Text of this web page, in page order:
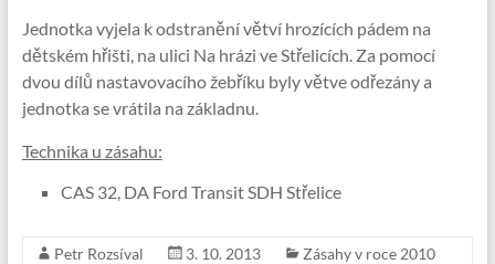
Jednotka vyjela k odstranění větví hrozících pádem na
dětském hřišti, na ulici Na hrázi ve Střelicích. Za pomocí
dvou dílů nastavovacího žebříku byly větve odřezány a
jednotka se vrátila na základnu.
Technika u zásahu:
CAS 32, DA Ford Transit SDH Střelice
Petr Rozsíval 3. 10. 2013 Zásahy v roce 2010